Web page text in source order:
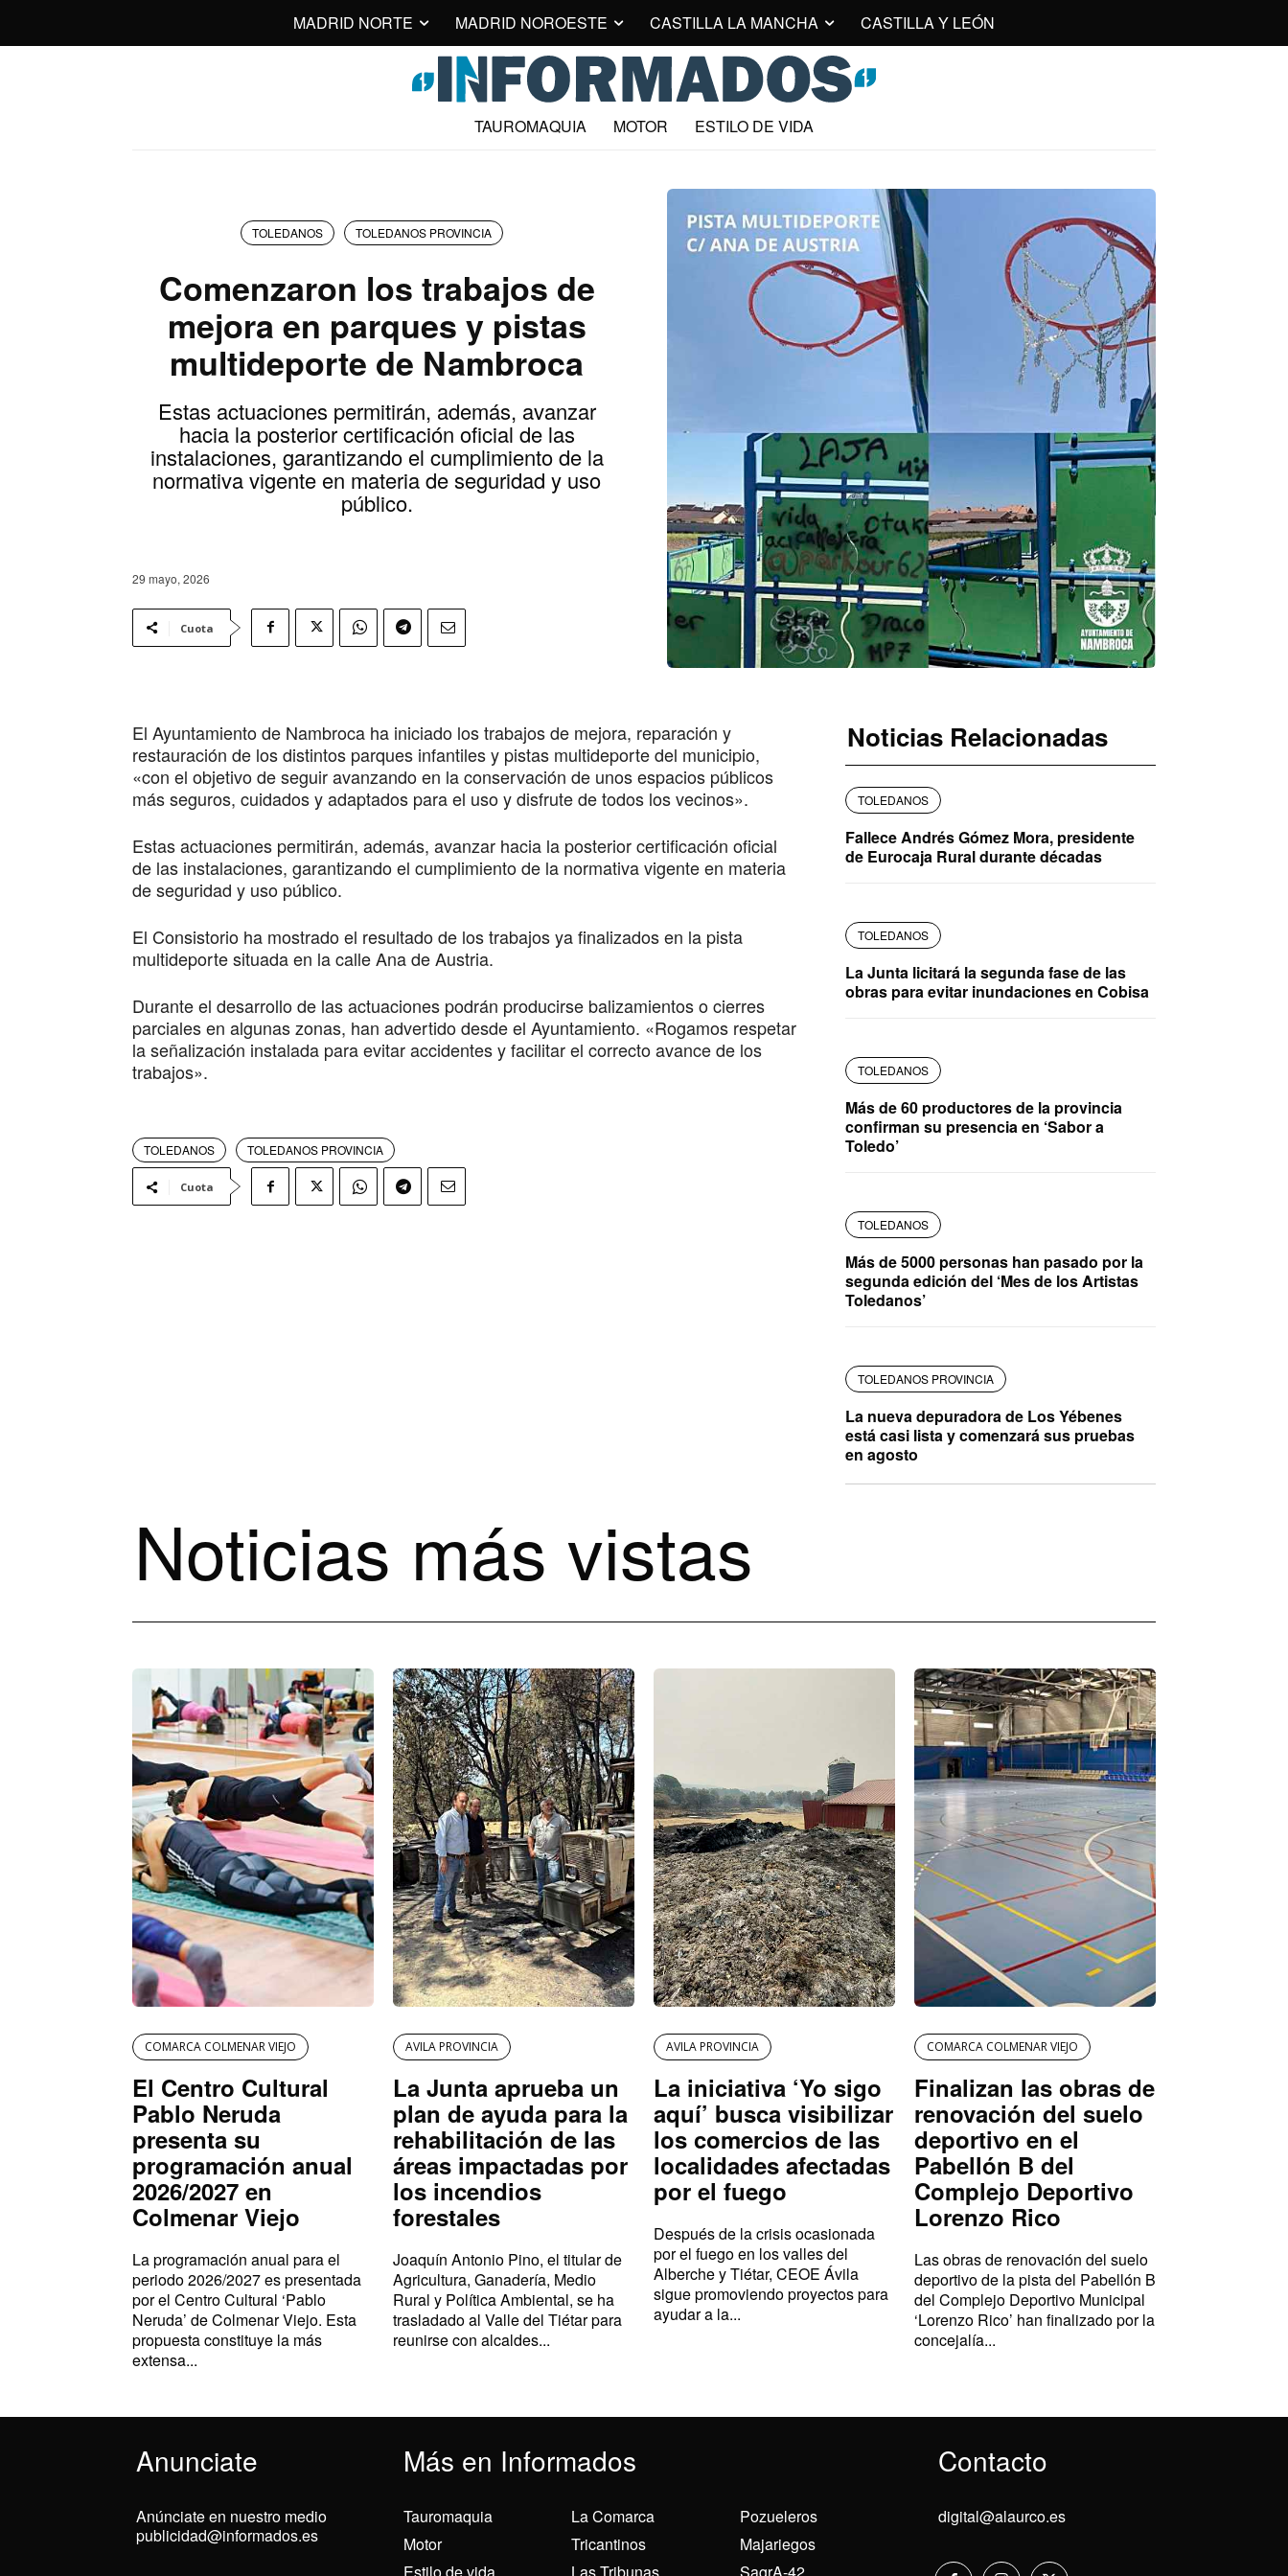
MADRID NORTE MADRID NOROESTE CASTILLA LA MANCHA CASTILLA Y LEÓN
TAUROMAQUIA MOTOR ESTILO DE VIDA
TOLEDANOS TOLEDANOS PROVINCIA
Comenzaron los trabajos de
mejora en parques y pistas
multideporte de Nambroca
Estas actuaciones permitirán, además, avanzar
hacia la posterior certificación oficial de las
instalaciones, garantizando el cumplimiento de la
normativa vigente en materia de seguridad y uso
público.
29 mayo, 2026
Cuota
El Ayuntamiento de Nambroca ha iniciado los trabajos de mejora, reparación y
restauración de los distintos parques infantiles y pistas multideporte del municipio,
«con el objetivo de seguir avanzando en la conservación de unos espacios públicos
más seguros, cuidados y adaptados para el uso y disfrute de todos los vecinos».
Estas actuaciones permitirán, además, avanzar hacia la posterior certificación oficial
de las instalaciones, garantizando el cumplimiento de la normativa vigente en materia
de seguridad y uso público.
El Consistorio ha mostrado el resultado de los trabajos ya finalizados en la pista
multideporte situada en la calle Ana de Austria.
Durante el desarrollo de las actuaciones podrán producirse balizamientos o cierres
parciales en algunas zonas, han advertido desde el Ayuntamiento. «Rogamos respetar
la señalización instalada para evitar accidentes y facilitar el correcto avance de los
trabajos».
TOLEDANOS TOLEDANOS PROVINCIA
Cuota
Noticias Relacionadas
TOLEDANOS
Fallece Andrés Gómez Mora, presidente
de Eurocaja Rural durante décadas
TOLEDANOS
La Junta licitará la segunda fase de las
obras para evitar inundaciones en Cobisa
TOLEDANOS
Más de 60 productores de la provincia
confirman su presencia en ‘Sabor a
Toledo’
TOLEDANOS
Más de 5000 personas han pasado por la
segunda edición del ‘Mes de los Artistas
Toledanos’
TOLEDANOS PROVINCIA
La nueva depuradora de Los Yébenes
está casi lista y comenzará sus pruebas
en agosto
Noticias más vistas
COMARCA COLMENAR VIEJO
El Centro Cultural
Pablo Neruda
presenta su
programación anual
2026/2027 en
Colmenar Viejo
La programación anual para el
periodo 2026/2027 es presentada
por el Centro Cultural ‘Pablo
Neruda’ de Colmenar Viejo. Esta
propuesta constituye la más
extensa...
AVILA PROVINCIA
La Junta aprueba un
plan de ayuda para la
rehabilitación de las
áreas impactadas por
los incendios
forestales
Joaquín Antonio Pino, el titular de
Agricultura, Ganadería, Medio
Rural y Política Ambiental, se ha
trasladado al Valle del Tiétar para
reunirse con alcaldes...
AVILA PROVINCIA
La iniciativa ‘Yo sigo
aquí’ busca visibilizar
los comercios de las
localidades afectadas
por el fuego
Después de la crisis ocasionada
por el fuego en los valles del
Alberche y Tiétar, CEOE Ávila
sigue promoviendo proyectos para
ayudar a la...
COMARCA COLMENAR VIEJO
Finalizan las obras de
renovación del suelo
deportivo en el
Pabellón B del
Complejo Deportivo
Lorenzo Rico
Las obras de renovación del suelo
deportivo de la pista del Pabellón B
del Complejo Deportivo Municipal
‘Lorenzo Rico’ han finalizado por la
concejalía...
Anunciate Más en Informados Contacto
Anúnciate en nuestro medio
publicidad@informados.es
Tauromaquia
Motor
Estilo de vida
La Comarca
Tricantinos
Las Tribunas
Pozueleros
Majariegos
SagrA-42
digital@alaurco.es